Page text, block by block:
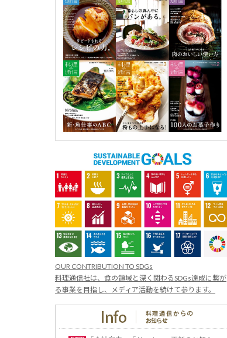
OUR CONTRIBUTION TO SDGs
料理通信社は、食の領域と深く関わるSDGs達成に繋が
る事業を目指し、メディア活動を続けて参ります。